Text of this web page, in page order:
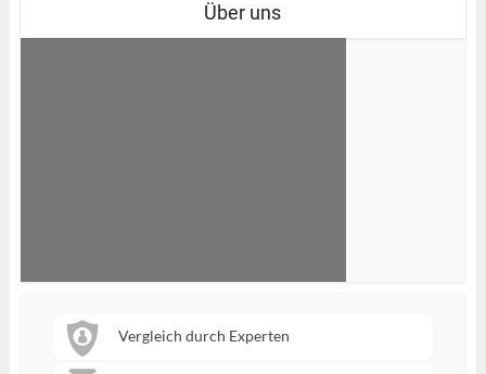
Über uns
Vergleich durch Experten